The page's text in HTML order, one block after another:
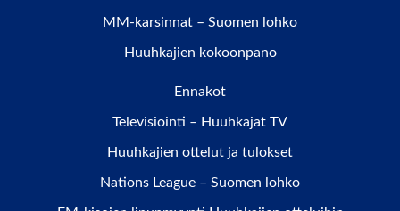
MM-karsinnat – Suomen lohko
Huuhkajien kokoonpano
Ennakot
Televisiointi – Huuhkajat TV
Huuhkajien ottelut ja tulokset
Nations League – Suomen lohko